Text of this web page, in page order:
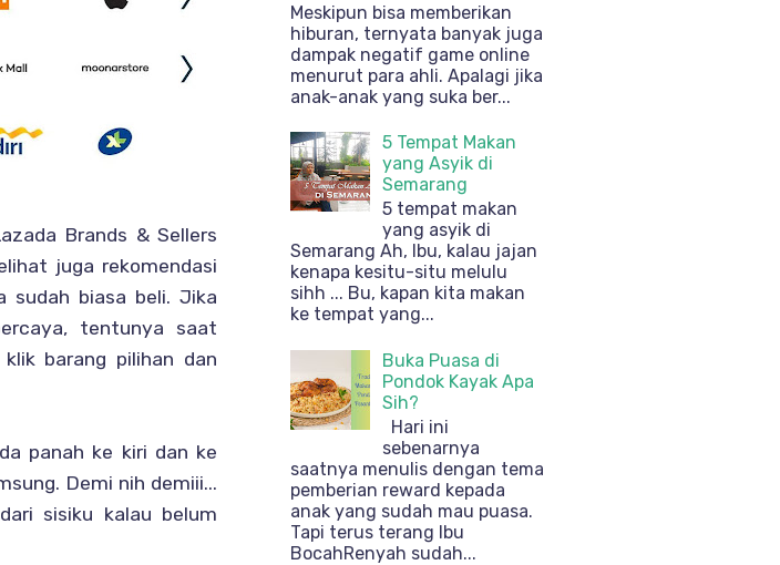
Brands & Sellers
juga rekomendasi
sudah biasa beli. Jika
tentunya saat
barang pilihan dan
panah ke kiri dan ke
Demi nih demiii...
sisiku kalau belum
Meskipun bisa memberikan
hiburan, ternyata banyak juga
dampak negatif game online
menurut para ahli. Apalagi jika
anak-anak yang suka ber...
5 Tempat Makan
yang Asyik di
Semarang
5 tempat makan
yang asyik di
Semarang Ah, Ibu, kalau jajan
kenapa kesitu-situ melulu
sihh ... Bu, kapan kita makan
ke tempat yang...
Buka Puasa di
Pondok Kayak Apa
Sih?
Hari ini
sebenarnya
saatnya menulis dengan tema
pemberian reward kepada
anak yang sudah mau puasa.
Tapi terus terang Ibu
BocahRenyah sudah...